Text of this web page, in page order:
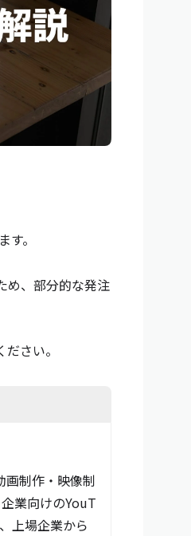
。
め、部分的な発注
さい。
制作・映像制
業向けのYouT
上場企業から